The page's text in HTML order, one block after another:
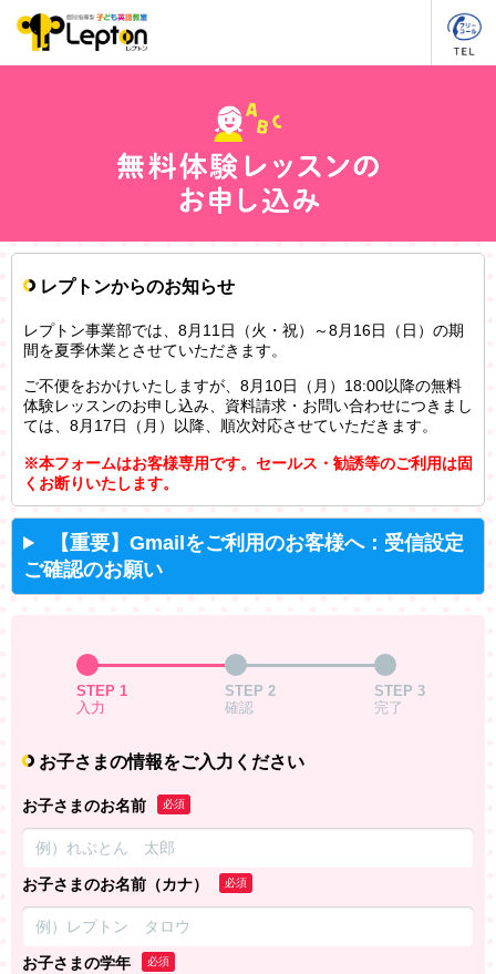
レプトンからのお知らせ
レプトン事業部では、8月11日（火・祝）～8月16日（日）の期
間を夏季休業とさせていただきます。
ご不便をおかけいたしますが、8月10日（月）18:00以降の無料
体験レッスンのお申し込み、資料請求・お問い合わせにつきまし
ては、8月17日（月）以降、順次対応させていただきます。
※本フォームはお客様専用です。セールス・勧誘等のご利用は固
くお断りいたします。
【重要】Gmailをご利用のお客様へ：受信設定
ご確認のお願い
STEP 1
入力
STEP 2
確認
STEP 3
完了
お子さまの情報をご入力ください
お子さまのお名前 必須
お子さまのお名前（カナ） 必須
お子さまの学年 必須